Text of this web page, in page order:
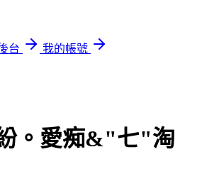
台
我的帳號
。愛痴&"七"淘